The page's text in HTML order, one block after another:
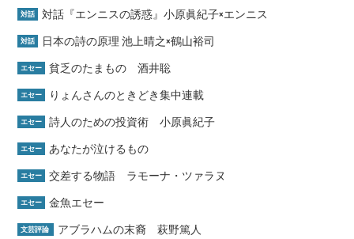
対話 対話『エンニスの誘惑』小原眞紀子×エンニス
対話 日本の詩の原理 池上晴之×鶴山裕司
エセー 貧乏のたまもの 酒井聡
エセー りょんさんのときどき集中連載
エセー 詩人のための投資術 小原眞紀子
エセー あなたが泣けるもの
エセー 交差する物語 ラモーナ・ツァラヌ
エセー 金魚エセー
文芸評論 アブラハムの末裔 萩野篤人